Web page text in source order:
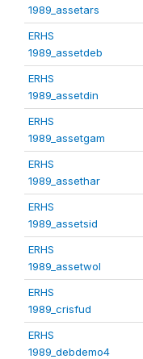
1989_assetars
ERHS
1989_assetdeb
ERHS
1989_assetdin
ERHS
1989_assetgam
ERHS
1989_assethar
ERHS
1989_assetsid
ERHS
1989_assetwol
ERHS
1989_crisfud
ERHS
1989_debdemo4